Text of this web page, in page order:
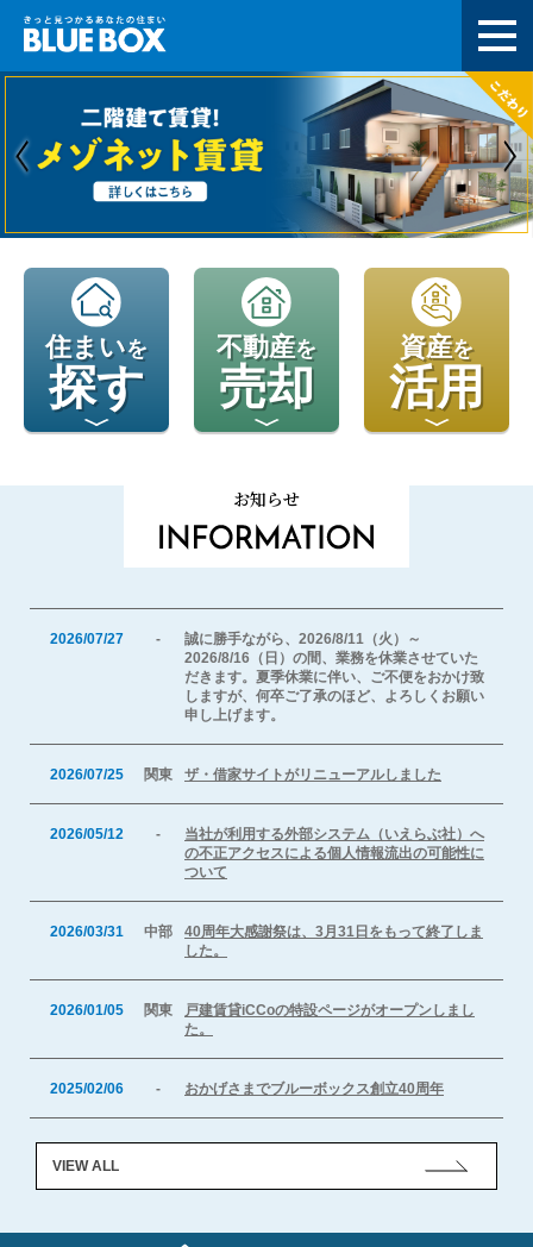
住まいを
探す
不動産を
売却
資産を
活用
お知らせ
2026/07/27 -
誠に勝手ながら、2026/8/11（火）～
2026/8/16（日）の間、業務を休業させていた
だきます。夏季休業に伴い、ご不便をおかけ致
しますが、何卒ご了承のほど、よろしくお願い
申し上げます。
2026/07/25 関東 ザ・借家サイトがリニューアルしました
2026/05/12 -
当社が利用する外部システム（いえらぶ社）へ
の不正アクセスによる個人情報流出の可能性に
ついて
2026/03/31 中部
40周年大感謝祭は、3月31日をもって終了しま
した。
2026/01/05 関東
戸建賃貸iCCoの特設ページがオープンしまし
た。
2025/02/06 - おかげさまでブルーボックス創立40周年
VIEW ALL